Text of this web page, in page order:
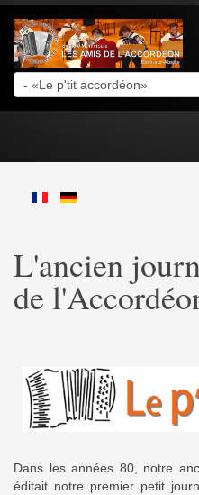
L'ancien
de
Dans les années 80, notre
éditait notre premier petit